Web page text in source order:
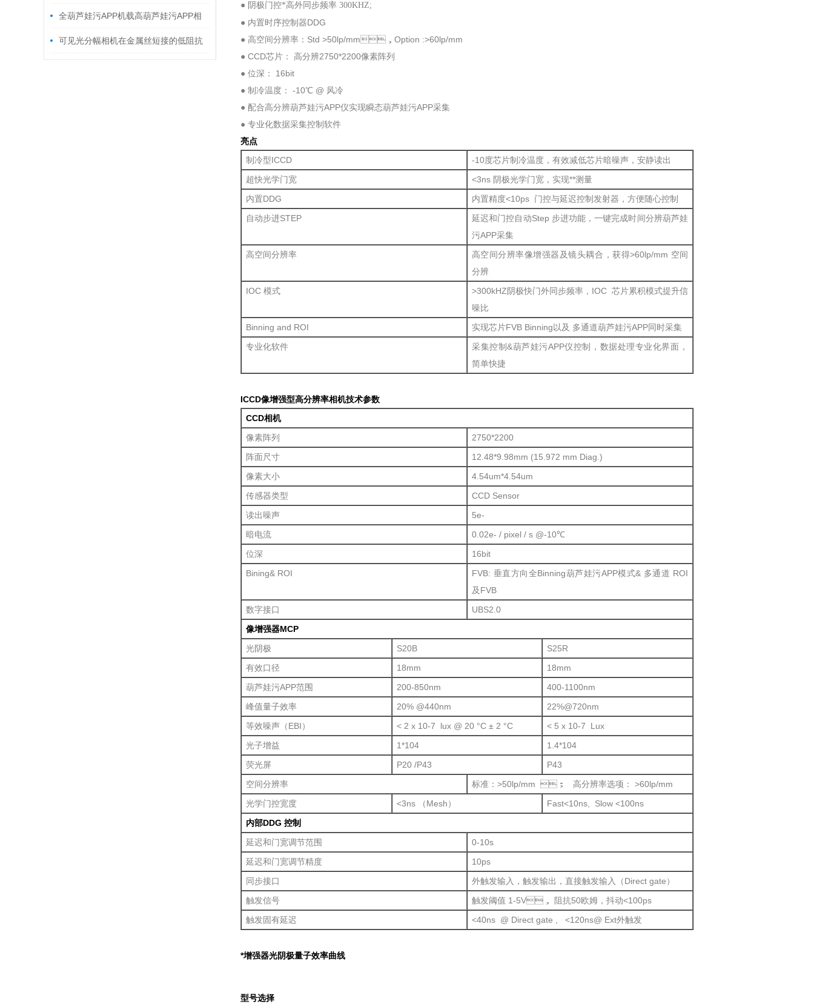
破科研相机长期进口依赖
全葫芦娃污APP机载高葫芦娃污APP相
机开启空天地一体化监测新时代
可见光分幅相机在金属丝短接的低阻抗
● 阴极门控*高外同步频率 300KHZ;
● 内置时序控制器DDG
● 高空间分辨率：Std >50lp/mm，Option :>60lp/mm
● CCD芯片： 高分辨2750*2200像素阵列
● 位深： 16bit
● 制冷温度： -10℃ @ 风冷
● 配合高分辨葫芦娃污APP仪实现瞬态葫芦娃污APP采集
● 专业化数据采集控制软件
亮点
制冷型ICCD
-10度芯片制冷温度，有效减低芯片暗噪声，安静读出
超快光学门宽
<3ns 阴极光学门宽，实现**测量
内置DDG
内置精度<10ps 门控与延迟控制发射器，方便随心控制
自动步进STEP
延迟和门控自动Step 步进功能，一键完成时间分辨葫芦娃
污APP采集
高空间分辨率
高空间分辨率像增强器及镜头耦合，获得>60lp/mm 空间
分辨
IOC 模式
>300kHZ阴极快门外同步频率，IOC 芯片累积模式提升信
噪比
Binning and ROI
实现芯片FVB Binning以及 多通道葫芦娃污APP同时采集
专业化软件
采集控制&葫芦娃污APP仪控制，数据处理专业化界面，
简单快捷
ICCD像增强型高分辨率相机技术参数
CCD相机
像素阵列
2750*2200
阵面尺寸
12.48*9.98mm (15.972 mm Diag.)
像素大小
4.54um*4.54um
传感器类型
CCD Sensor
读出噪声
5e-
暗电流
0.02e- / pixel / s @-10℃
位深
16bit
Bining& ROI
FVB: 垂直方向全Binning葫芦娃污APP模式& 多通道 ROI
及FVB
数字接口
UBS2.0
像增强器MCP
光阴极
S20B
S25R
有效口径
18mm
18mm
葫芦娃污APP范围
200-850nm
400-1100nm
峰值量子效率
20% @440nm
22%@720nm
等效噪声（EBI）
< 2 x 10-7 lux @ 20 °C ± 2 °C
< 5 x 10-7 Lux
光子增益
1*104
1.4*104
荧光屏
P20 /P43
P43
空间分辨率
标准：>50lp/mm ； 高分辨率选项： >60lp/mm
光学门控宽度
<3ns （Mesh）
Fast<10ns, Slow <100ns
内部DDG 控制
延迟和门宽调节范围
0-10s
延迟和门宽调节精度
10ps
同步接口
外触发输入，触发输出，直接触发输入（Direct gate）
触发信号
触发阈值 1-5V， 阻抗50欧姆，抖动<100ps
触发固有延迟
<40ns @ Direct gate , <120ns@ Ext外触发
*增强器光阴极量子效率曲线
型号选择